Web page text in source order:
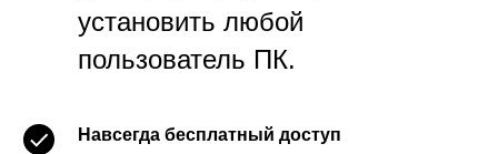
установить любой
пользователь ПК.
Навсегда бесплатный доступ